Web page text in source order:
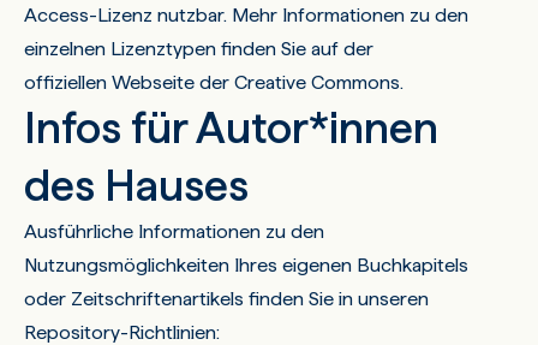
Access-Lizenz nutzbar. Mehr Informationen zu den
einzelnen Lizenztypen finden Sie auf der
offiziellen Webseite der Creative Commons.
Infos für Autor*innen
des Hauses
Ausführliche Informationen zu den
Nutzungsmöglichkeiten Ihres eigenen Buchkapitels
oder Zeitschriftenartikels finden Sie in unseren
Repository-Richtlinien: